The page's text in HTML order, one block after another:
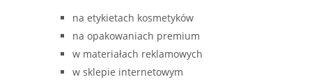
na etykietach kosmetyków
na opakowaniach premium
w materiałach reklamowych
w sklepie internetowym